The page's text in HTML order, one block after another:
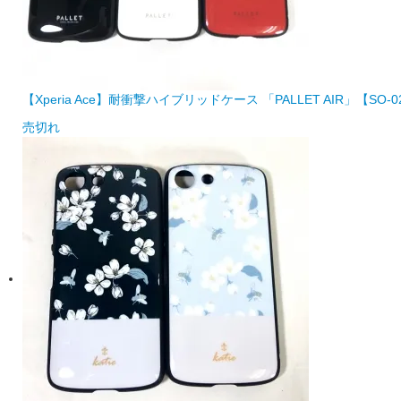
【Xperia Ace】耐衝撃ハイブリッドケース 「PALLET AIR」【SO-
売切れ